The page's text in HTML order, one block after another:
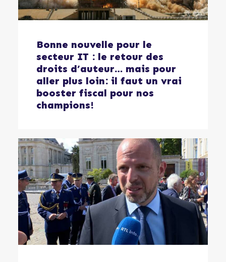
Bonne nouvelle pour le
secteur IT : le retour des
droits d’auteur… mais pour
aller plus loin: il faut un vrai
booster fiscal pour nos
champions!